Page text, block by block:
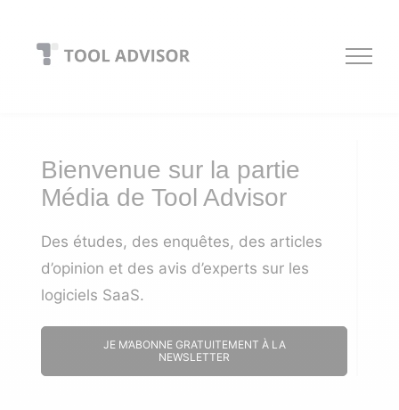
content
Bienvenue sur la partie
Média de Tool Advisor
Des études, des enquêtes, des articles
d’opinion et des avis d’experts sur les
logiciels SaaS.
JE M’ABONNE GRATUITEMENT À LA
NEWSLETTER